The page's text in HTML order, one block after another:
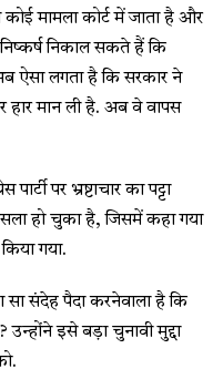
कोई मामला कोर्ट में जाता है और
निकाल सकते हैं कि
ऐसा लगता है कि सरकार ने
हार मान ली है. अब वे वापस
पर भ्रष्टाचार का पट्टा
हो चुका है, जिसमें कहा गया
गया.
संदेह पैदा करनेवाला है कि
उन्होंने इसे बड़ा चुनावी मुद्दा